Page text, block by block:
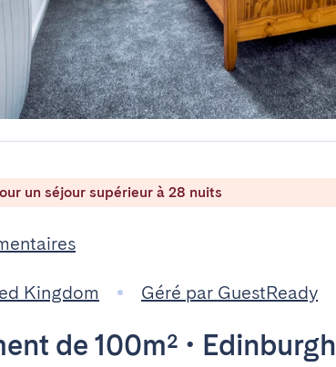
un séjour supérieur à 28 nuits
Kingdom Géré par GuestReady
de 100m² • Edinburgh